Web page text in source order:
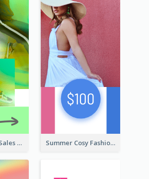
Neon Fashion Sales Wide Skyscraper Banner Summer Cosy Fashion Wide Skyscraper Banner